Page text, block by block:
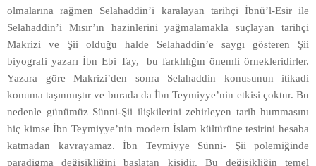
olmalarına rağmen Selahaddin’i karalayan tarihçi İbnü’l-Esir ile
Selahaddin’i Mısır’ın hazinlerini yağmalamakla suçlayan tarihçi
Makrizi ve Şii olduğu halde Selahaddin’e saygı gösteren Şii
biyografi yazarı İbn Ebi Tay, bu farklılığın önemli örnekleridirler.
Yazara göre Makrizi’den sonra Selahaddin konusunun itikadi
konuma taşınmıştır ve burada da İbn Teymiyye’nin etkisi çoktur. Bu
nedenle günümüz Sünni-Şii ilişkilerini zehirleyen tarih hummasını
hiç kimse İbn Teymiyye’nin modern İslam kültürüne tesirini hesaba
katmadan kavrayamaz. İbn Teymiyye Sünni- Şii polemiğinde
paradigma değişikliğini başlatan kişidir. Bu değişikliğin temel